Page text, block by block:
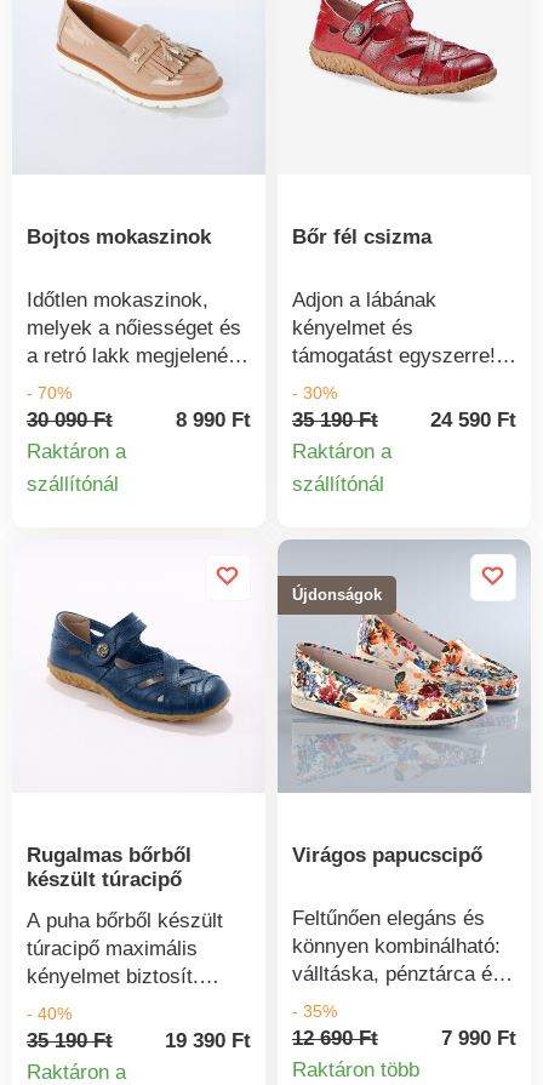
Bojtos mokaszinok
Időtlen mokaszinok,
melyek a nőiességet és
a retró lakk megjelenést
helyezik előtérbe.
Gyönyörű
pasztellszínekben és
viselni őket. Lakk
Masszív sarok.
Habszivacs párnázás.
Éktalp kontrasztos
mintával. Elasztomer
- 70%
30 090 Ft
8 990 Ft
Raktáron a
szállítónál
Termékinformációk
Bőr fél csizma
Adjon a lábának
kényelmet és
támogatást egyszerre!
Csattal, amely
tökéletesen illeszkedik a
lábra. Hajlékony, kiváló
- hosszú éveken át
testápolóval kezelheti,
amelyet egy
vattakorongra kenve
alkalmazhat, az
impregnálásra is
figyeljen.
- 30%
35 190 Ft
24 590 Ft
Raktáron a
szállítónál
Rugalmas bőrből
készült túracipő
A puha bőrből készült
túracipő maximális
kényelmet biztosít.
Rugalmas természetes
bőrből készült.
Tépőzáras rögzítés.
- 40%
35 190 Ft
19 390 Ft
Raktáron a
Újdonságok
Virágos papucscipő
Feltűnően elegáns és
könnyen kombinálható:
válltáska, pénztárca és
papucs látványos
virágmintával.
Tökéletesen illenek
- 35%
12 690 Ft
7 990 Ft
Raktáron több